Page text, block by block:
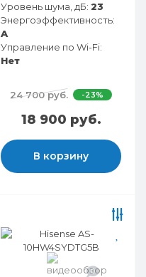
Уровень шума, дБ: 23
Энергоэффективность:
A
Управление по Wi-Fi:
Нет
24 700 руб. -23%
18 900 руб.
В корзину
0